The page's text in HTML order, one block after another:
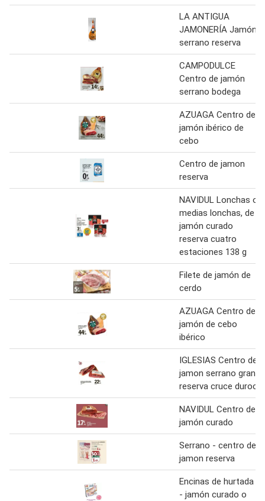
LA ANTIGUA
JAMONERÍA Jamón
serrano reserva
CAMPODULCE
Centro de jamón
serrano bodega
AZUAGA Centro de
jamón ibérico de
cebo
Centro de jamon
reserva
NAVIDUL Lonchas o
medias lonchas, de
jamón curado
reserva cuatro
estaciones 138 g
Filete de jamón de
cerdo
AZUAGA Centro de
jamón de cebo
ibérico
IGLESIAS Centro de
jamon serrano gran
reserva cruce duroc
NAVIDUL Centro de
jamón curado
Serrano - centro de
jamon reserva
Encinas de hurtada
- jamón curado o